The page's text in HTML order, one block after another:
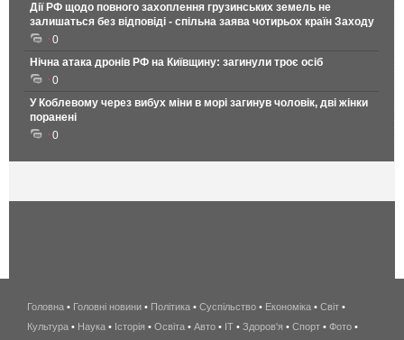
Дії РФ щодо повного захоплення грузинських земель не
залишаться без відповіді - спільна заява чотирьох країн Заходу
0
Нічна атака дронів РФ на Київщину: загинули троє осіб
0
У Коблевому через вибух міни в морі загинув чоловік, дві жінки
поранені
0
беспроводной
интернет
Головна • Головні новини • Політика • Суспільство • Економіка • Світ •
Культура • Наука • Історія • Освіта • Авто • IT • Здоров'я • Спорт • Фото •